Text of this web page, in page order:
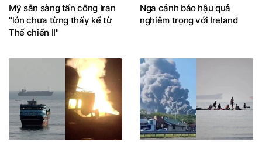
Mỹ sẵn sàng tấn công Iran
"lớn chưa từng thấy kể từ
Thế chiến II"
Nga cảnh báo hậu quả
nghiêm trọng với Ireland